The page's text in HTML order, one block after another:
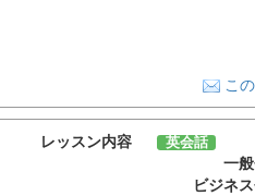
こ
レッスン内容 英会話
一
ビジネ